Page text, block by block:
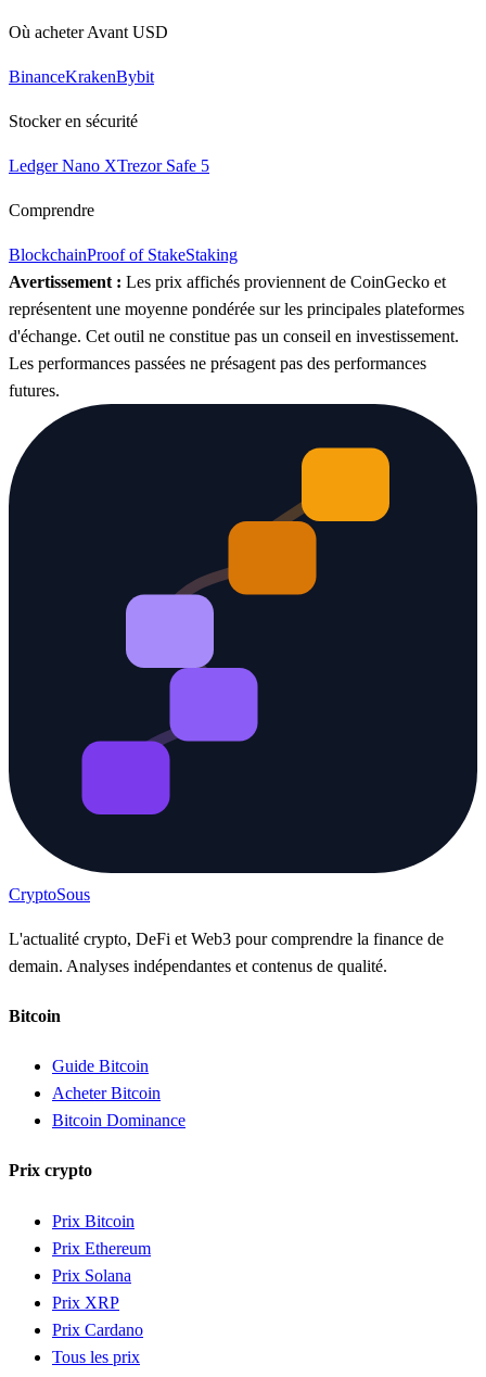
Où acheter Avant USD
BinanceKrakenBybit
Stocker en sécurité
Ledger Nano XTrezor Safe 5
Comprendre
BlockchainProof of StakeStaking
Avertissement : Les prix affichés proviennent de CoinGecko et
représentent une moyenne pondérée sur les principales plateformes
d'échange. Cet outil ne constitue pas un conseil en investissement.
Les performances passées ne présagent pas des performances
futures.
CryptoSous
L'actualité crypto, DeFi et Web3 pour comprendre la finance de
demain. Analyses indépendantes et contenus de qualité.
Bitcoin
Guide Bitcoin
Acheter Bitcoin
Bitcoin Dominance
Prix crypto
Prix Bitcoin
Prix Ethereum
Prix Solana
Prix XRP
Prix Cardano
Tous les prix